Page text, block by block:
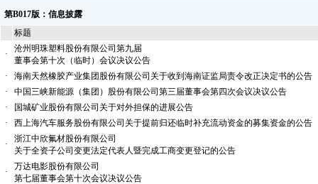
第B017版：信息披露
标题
·
沧州明珠塑料股份有限公司第九届
董事会第十次（临时）会议决议公告
·
海南天然橡胶产业集团股份有限公司关于收到海南证监局责令改正决定书的公告
·
中国三峡新能源（集团）股份有限公司第三届董事会第四次会议决议公告
·
国城矿业股份有限公司关于对外担保的进展公告
·
西上海汽车服务股份有限公司关于提前归还临时补充流动资金的募集资金的公告
·
浙江中欣氟材股份有限公司
关于全资子公司变更法定代表人暨完成工商变更登记的公告
·
万达电影股份有限公司
第七届董事会第十次会议决议公告